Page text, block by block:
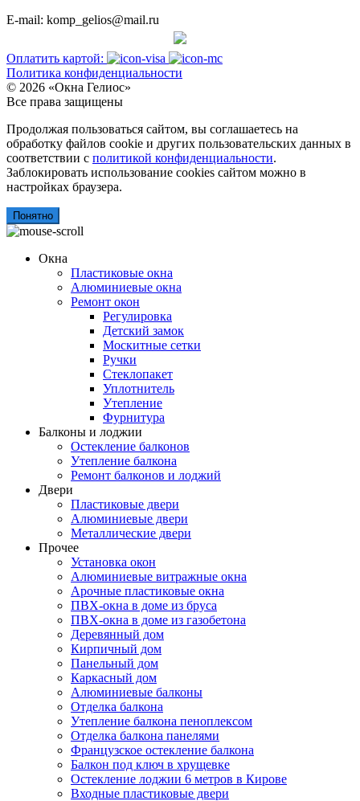
E-mail: komp_gelios@mail.ru
Оплатить картой:
Политика конфиденциальности
© 2026 «Окна Гелиос»
Все права защищены
Продолжая пользоваться сайтом, вы соглашаетесь на
обработку файлов cookie и других пользовательских данных в
соответствии с политикой конфиденциальности.
Заблокировать использование cookies сайтом можно в
настройках браузера.
Понятно
Окна
Пластиковые окна
Алюминиевые окна
Ремонт окон
Регулировка
Детский замок
Москитные сетки
Ручки
Стеклопакет
Уплотнитель
Утепление
Фурнитура
Балконы и лоджии
Остекление балконов
Утепление балкона
Ремонт балконов и лоджий
Двери
Пластиковые двери
Алюминиевые двери
Металлические двери
Прочее
Установка окон
Алюминиевые витражные окна
Арочные пластиковые окна
ПВХ-окна в доме из бруса
ПВХ-окна в доме из газобетона
Деревянный дом
Кирпичный дом
Панельный дом
Каркасный дом
Алюминиевые балконы
Отделка балкона
Утепление балкона пеноплексом
Отделка балкона панелями
Французское остекление балкона
Балкон под ключ в хрущевке
Остекление лоджии 6 метров в Кирове
Входные пластиковые двери